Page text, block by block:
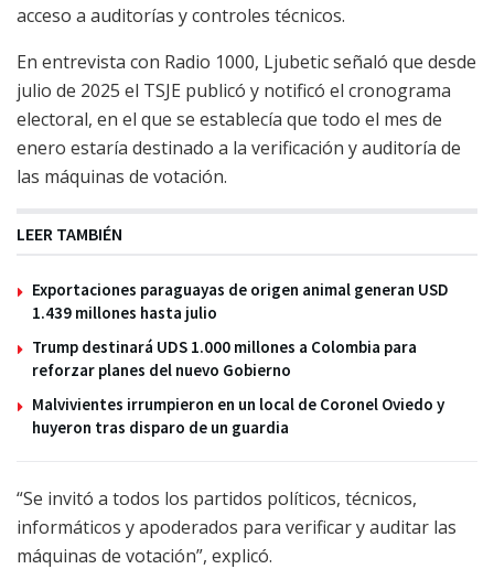
acceso a auditorías y controles técnicos.
En entrevista con Radio 1000, Ljubetic señaló que desde
julio de 2025 el TSJE publicó y notificó el cronograma
electoral, en el que se establecía que todo el mes de
enero estaría destinado a la verificación y auditoría de
las máquinas de votación.
LEER TAMBIÉN
Exportaciones paraguayas de origen animal generan USD
1.439 millones hasta julio
Trump destinará UDS 1.000 millones a Colombia para
reforzar planes del nuevo Gobierno
Malvivientes irrumpieron en un local de Coronel Oviedo y
huyeron tras disparo de un guardia
“Se invitó a todos los partidos políticos, técnicos,
informáticos y apoderados para verificar y auditar las
máquinas de votación”, explicó.